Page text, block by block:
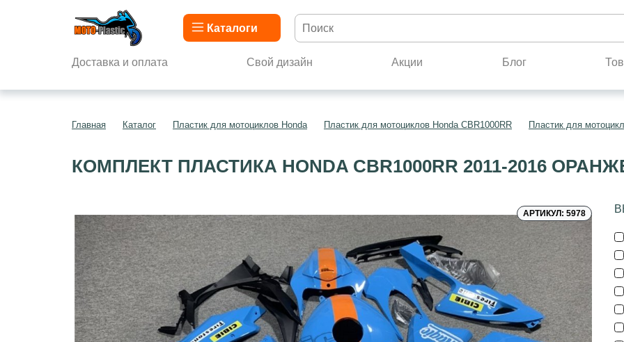
Каталоги
Доставка и оплата Свой дизайн Акции Блог
Главная Каталог Пластик для мотоциклов Honda Пластик для мотоциклов Honda CBR1000RR Пластик для
КОМПЛЕКТ ПЛАСТИКА HONDA CBR1000RR 2011-2016
АРТИКУЛ: 5978